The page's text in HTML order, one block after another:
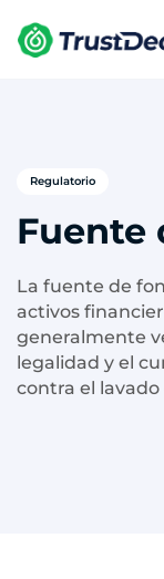
Regulatorio
Fuente
La fuente de
activos
generalmente
legalidad y el
contra el lavado